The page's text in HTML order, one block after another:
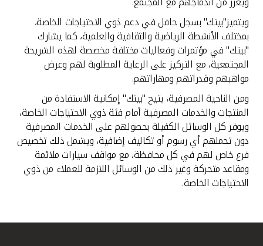
ويتميز"بيتك" بسجل حافل في دعم ذوي الاحتياجات الخاصة،
بمختلف الأنشطة الرياضية والثقافية والعلمية، كما يشارك
"بيتك" في مؤتمرات وفعاليات مختلفة مخصصة لهذه الشريحة
المجتمعية، مع التركيز على الرعاية المطلوبة لهم وعرض
مواهبهم وقدراتهم ومهاراتهم.
ومن الناحية المصرفية، يتيح "بيتك" إمكانية الاستفادة من
المنتجات والخدمات المصرفية أمام فئة ذوي الاحتياجات الخاصة،
ويوفر كل الوسائل الكفيلة بحصولهم على الخدمات المصرفية
دون تحملهم أي رسوم أو تكاليف إضافية، ويشمل ذلك تخصيص
فرع خاص لهم في كل محافظة، مع مواقف سيارات ملائمة
ومقاعد متحركة وغير ذلك من الوسائل اللازمة للعملاء من ذوي
الاحتياجات الخاصة.